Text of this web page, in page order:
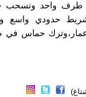
من طرف واحد
حدودي واسع
الاعمار،وترك حماس